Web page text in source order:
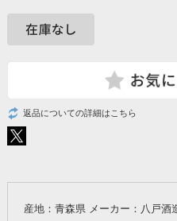
返品についての詳細はこちら
産地：青森県 メーカー：八戸